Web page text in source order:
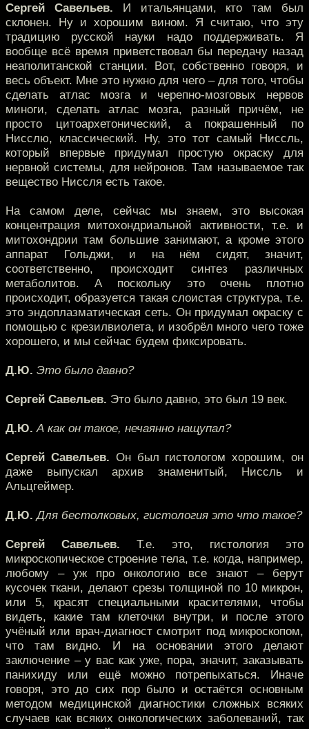
Сергей Савельев. И итальянцами, кто там был
склонен. Ну и хорошим вином. Я считаю, что эту
традицию русской науки надо поддерживать. Я
вообще всё время приветствовал бы передачу назад
неаполитанской станции. Вот, собственно говоря, и
весь объект. Мне это нужно для чего – для того, чтобы
сделать атлас мозга и черепно-мозговых нервов
миноги, сделать атлас мозга, разный причём, не
просто цитоархетонический, а покрашенный по
Нисслю, классический. Ну, это тот самый Ниссль,
который впервые придумал простую окраску для
нервной системы, для нейронов. Там называемое так
вещество Ниссля есть такое.
На самом деле, сейчас мы знаем, это высокая
концентрация митохондриальной активности, т.е. и
митохондрии там большие занимают, а кроме этого
аппарат Гольджи, и на нём сидят, значит,
соответственно, происходит синтез различных
метаболитов. А поскольку это очень плотно
происходит, образуется такая слоистая структура, т.е.
это эндоплазматическая сеть. Он придумал окраску с
помощью с крезилвиолета, и изобрёл много чего тоже
хорошего, и мы сейчас будем фиксировать.
Д.Ю. Это было давно?
Сергей Савельев. Это было давно, это был 19 век.
Д.Ю. А как он такое, нечаянно нащупал?
Сергей Савельев. Он был гистологом хорошим, он
даже выпускал архив знаменитый, Ниссль и
Альцгеймер.
Д.Ю. Для бестолковых, гистология это что такое?
Сергей Савельев. Т.е. это, гистология это
микроскопическое строение тела, т.е. когда, например,
любому – уж про онкологию все знают – берут
кусочек ткани, делают срезы толщиной по 10 микрон,
или 5, красят специальными красителями, чтобы
видеть, какие там клеточки внутри, и после этого
учёный или врач-диагност смотрит под микроскопом,
что там видно. И на основании этого делают
заключение – у вас как уже, пора, значит, заказывать
панихиду или ещё можно потрепыхаться. Иначе
говоря, это до сих пор было и остаётся основным
методом медицинской диагностики сложных всяких
случаев как всяких онкологических заболеваний, так